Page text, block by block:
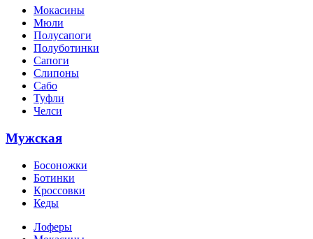
Мокасины
Мюли
Полусапоги
Полуботинки
Сапоги
Слипоны
Сабо
Туфли
Челси
Мужская
Босоножки
Ботинки
Кроссовки
Кеды
Лоферы